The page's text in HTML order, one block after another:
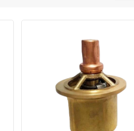
Быстрый просмотр